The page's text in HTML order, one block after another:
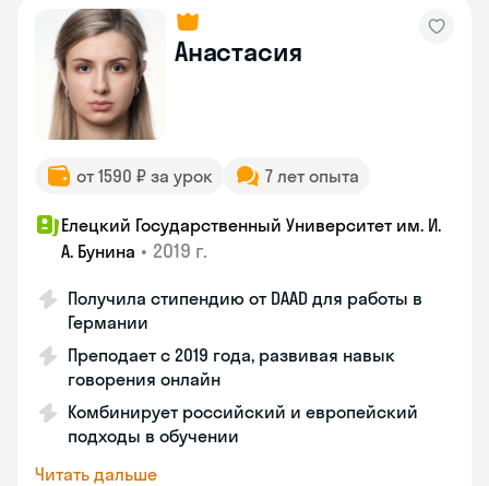
Анастасия
от 1590 ₽ за урок 7 лет опыта
Елецкий Государственный Университет им. И.
А. Бунина • 2019 г.
Получила стипендию от DAAD для работы в
Германии
Преподает с 2019 года, развивая навык
говорения онлайн
Комбинирует российский и европейский
подходы в обучении
Читать дальше